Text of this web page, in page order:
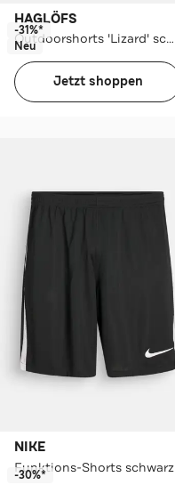
HAGLÖFS
Outdoorshorts 'Lizard' schwarz
-31%*
Neu
Jetzt shoppen
NIKE
Funktions-Shorts schwarz
-30%*